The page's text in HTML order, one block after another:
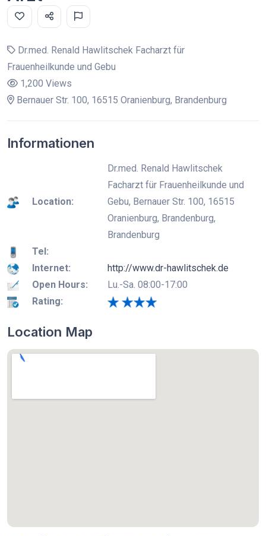
Dr.med. Renald Hawlitschek Facharzt für
Frauenheilkunde und Gebu
1,200 Views
Bernauer Str. 100, 16515 Oranienburg, Brandenburg
Informationen
Location:
Dr.med. Renald Hawlitschek
Facharzt für Frauenheilkunde und
Gebu, Bernauer Str. 100, 16515
Oranienburg, Brandenburg,
Brandenburg
Tel:
Internet:
http://www.dr-hawlitschek.de
Open Hours:
Lu.-Sa. 08:00-17:00
Rating:
Location Map